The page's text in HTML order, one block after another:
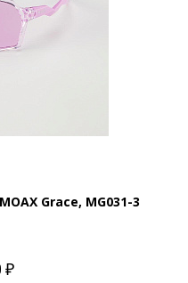
Grace, MG031-3
₽